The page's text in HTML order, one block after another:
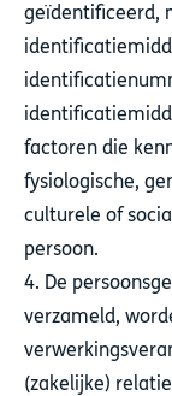
geïdentificeerd,
factoren die
fysiologische,
culturele of
persoon.
4. De
verzameld,
(zakelijke)